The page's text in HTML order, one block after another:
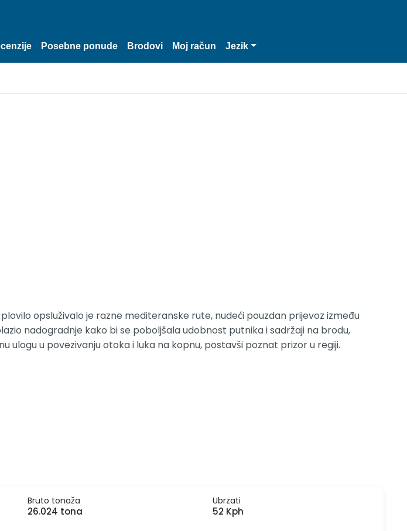
Posebne ponude Brodovi Moj račun Jezik
opsluživalo je razne mediteranske rute, nudeći pouzdan prijevoz između
nadogradnje kako bi se poboljšala udobnost putnika i sadržaji na brodu,
ulogu u povezivanju otoka i luka na kopnu, postavši poznat prizor u regiji.
Bruto tonaža
26.024 tona
Ubrzati
52 Kph